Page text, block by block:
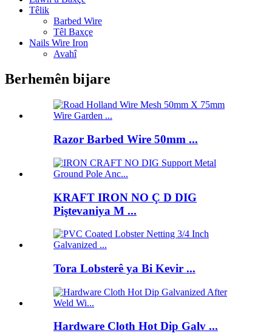
Têlik
Barbed Wire
Têl Baxçe
Nails Wire Iron
Avahî
Berhemên bijare
Razor Barbed Wire 50mm ...
KRAFT IRON NO Ç D DIG
Piştevaniya M ...
Tora Lobsterê ya Bi Kevir ...
Hardware Cloth Hot Dip Galv ...